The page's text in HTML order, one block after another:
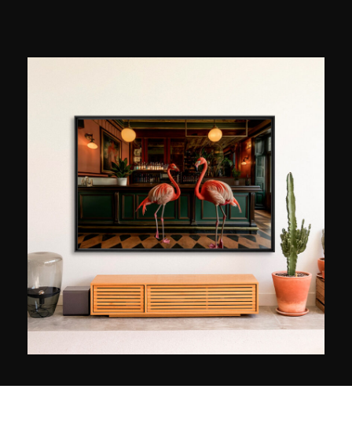
verschiedene Verbesserungsmethoden, die sich
mit der Komposition, dem Material, der
Retusche usw. befassen.